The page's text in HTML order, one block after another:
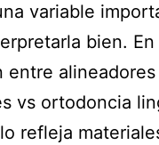
variable
bien. En
entre alineadores
vs ortodoncia
refleja